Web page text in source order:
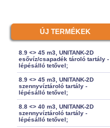
ÚJ TERMÉKEK
8.9 <> 45 m3, UNITANK-2D
esővíz/csapadék tároló tartály -
lépésálló tetővel;
8.9 <> 45 m3, UNITANK-2D
szennyvíztároló tartály -
lépésálló tetővel;
8.8 <> 40 m3, UNITANK-2D
szennyvíztároló tartály -
lépésálló tetővel;